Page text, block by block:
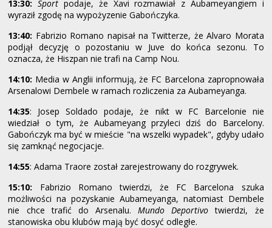
13:30: Sport podaje, że Xavi rozmawiał z Aubameyangiem i
wyraził zgodę na wypożyzenie Gabończyka.
13:40: Fabrizio Romano napisał na Twitterze, że Alvaro Morata
podjął decyzję o pozostaniu w Juve do końca sezonu. To
oznacza, że Hiszpan nie trafi na Camp Nou.
14:10: Media w Anglii informują, że FC Barcelona zapropnowała
Arsenalowi Dembele w ramach rozliczenia za Aubameyanga.
14:35: Josep Soldado podaje, że nikt w FC Barcelonie nie
wiedział o tym, że Aubameyang przyleci dziś do Barcelony.
Gabończyk ma być w mieście "na wszelki wypadek", gdyby udało
się zamknąć negocjacje.
14:55: Adama Traore został zarejestrowany do rozgrywek.
15:10: Fabrizio Romano twierdzi, że FC Barcelona szuka
możliwości na pozyskanie Aubameyanga, natomiast Dembele
nie chce trafić do Arsenalu.Mundo Deportivotwierdzi, że
stanowiska obu klubów mają być dosyć odległe.